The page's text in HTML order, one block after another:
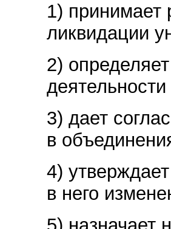
1) принимает
ликвидации
2)
3) дает
в
4)
в него